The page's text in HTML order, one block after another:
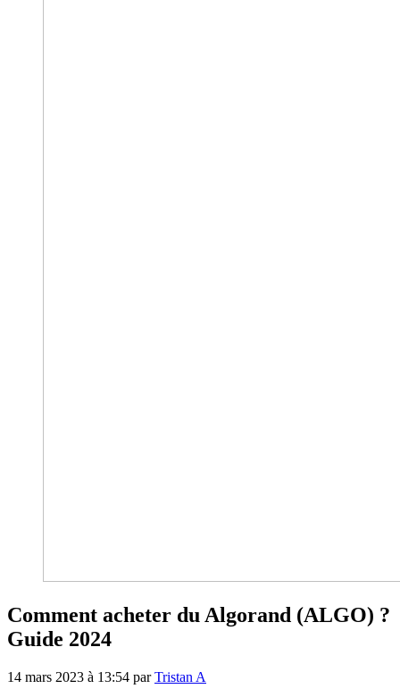
Comment acheter du Algorand (ALGO) ?
Guide 2024
14 mars 2023 à 13:54 parTristan A